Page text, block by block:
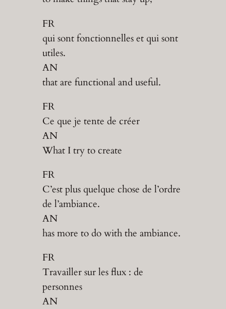
FR
qui sont fonctionnelles et qui sont
utiles.
AN
that are functional and useful.
FR
Ce que je tente de créer
AN
What I try to create
FR
C’est plus quelque chose de l’ordre
de l’ambiance.
AN
has more to do with the ambiance.
FR
Travailler sur les flux : de
personnes
AN